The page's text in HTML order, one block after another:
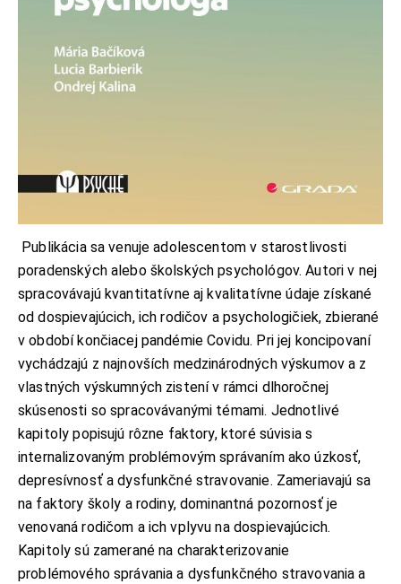
Publikácia sa venuje adolescentom v starostlivosti
poradenských alebo školských psychológov. Autori v nej
spracovávajú kvantitatívne aj kvalitatívne údaje získané
od dospievajúcich, ich rodičov a psychologičiek, zbierané
v období končiacej pandémie Covidu. Pri jej koncipovaní
vychádzajú z najnovších medzinárodných výskumov a z
vlastných výskumných zistení v rámci dlhoročnej
skúsenosti so spracovávanými témami. Jednotlivé
kapitoly popisujú rôzne faktory, ktoré súvisia s
internalizovaným problémovým správaním ako úzkosť,
depresívnosť a dysfunkčné stravovanie. Zameriavajú sa
na faktory školy a rodiny, dominantná pozornosť je
venovaná rodičom a ich vplyvu na dospievajúcich.
Kapitoly sú zamerané na charakterizovanie
problémového správania a dysfunkčného stravovania a